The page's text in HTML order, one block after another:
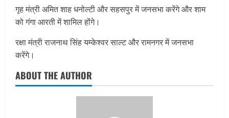
गृह मंत्री अमित शाह धनोल्टी और सहसपुर में जनसभा करेंगे और शाम
को गंगा आरती में शामिल होंगे।
रक्षा मंत्री राजनाथ सिंह यम्केश्वर साल्ट और रामनगर में जनसभा
करेंगे।
ABOUT THE AUTHOR